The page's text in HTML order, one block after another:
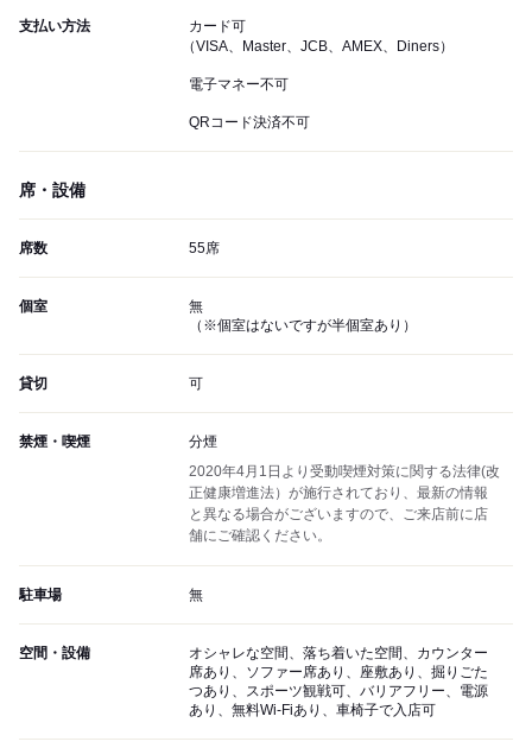
支払い方法
カード可
（VISA、Master、JCB、AMEX、Diners）
電子マネー不可
QRコード決済不可
席・設備
席数 55席
個室
無
（※個室はないですが半個室あり）
貸切 可
禁煙・喫煙
分煙
2020年4月1日より受動喫煙対策に関する法律(改
正健康増進法）が施行されており、最新の情報
と異なる場合がございますので、ご来店前に店
舗にご確認ください。
駐車場 無
空間・設備
オシャレな空間、落ち着いた空間、カウンター
席あり、ソファー席あり、座敷あり、掘りごた
つあり、スポーツ観戦可、バリアフリー、電源
あり、無料Wi-Fiあり、車椅子で入店可